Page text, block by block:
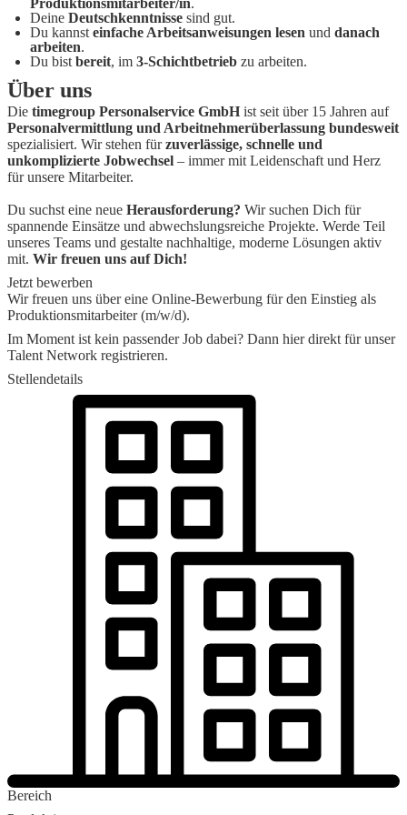
Produktionsmitarbeiter/in.
Deine Deutschkenntnisse sind gut.
Du kannst einfache Arbeitsanweisungen lesen und danach
arbeiten.
Du bist bereit, im 3-Schichtbetrieb zu arbeiten.
Über uns
Die timegroup Personalservice GmbH ist seit über 15 Jahren auf
Personalvermittlung und Arbeitnehmerüberlassung bundesweit
spezialisiert. Wir stehen fürzuverlässige, schnelle und
unkomplizierte Jobwechsel – immer mit Leidenschaft und Herz
für unsere Mitarbeiter.
Du suchst eine neue Herausforderung? Wir suchen Dich für
spannende Einsätze und abwechslungsreiche Projekte. Werde Teil
unseres Teams und gestalte nachhaltige, moderne Lösungen aktiv
mit. Wir freuen uns auf Dich!
Jetzt bewerben
Wir freuen uns über eine Online-Bewerbung für den Einstieg als
Produktionsmitarbeiter (m/w/d).
Im Moment ist kein passender Job dabei? Dann hier direkt für unser
Talent Network registrieren.
Stellendetails
Bereich